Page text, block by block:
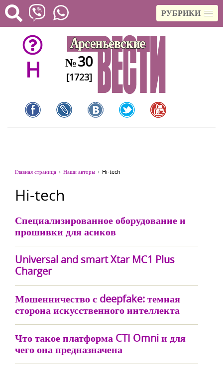
РУБРИКИ
H №30
[1723]
Главная страница Наши авторы Hi-tech
Hi-tech
Специализированное оборудование и
прошивки для асиков
Universal and smart Xtar MC1 Plus
Charger
Мошенничество с deepfake: темная
сторона искусственного интеллекта
Что такое платформа CTI Omni и для
чего она предназначена